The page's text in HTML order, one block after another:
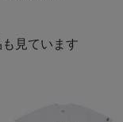
見ています